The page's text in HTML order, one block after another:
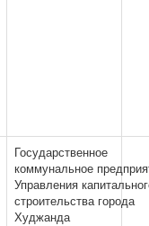
Государственное
коммунальное
Управления
строительства города
Худжанда